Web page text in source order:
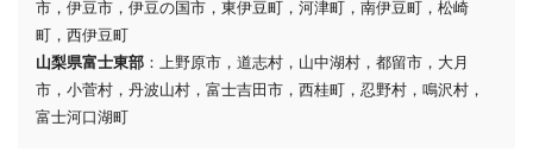
市，伊豆市，伊豆の国市，東伊豆町，河津町，南伊豆町，松崎
町，西伊豆町
山梨県富士東部 ：上野原市，道志村，山中湖村，都留市，大月
市，小菅村，丹波山村，富士吉田市，西桂町，忍野村，鳴沢村，
富士河口湖町